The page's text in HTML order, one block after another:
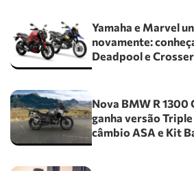
Yamaha e Marvel
novamente:
Deadpool e
Nova BMW R 1300
ganha versão
câmbio ASA e Kit